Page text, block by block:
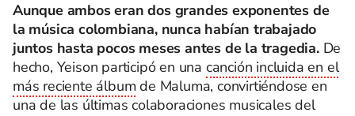
Aunque ambos eran dos grandes exponentes de
la música colombiana, nunca habían trabajado
juntos hasta pocos meses antes de la tragedia.De
hecho, Yeison participó en una canción incluida en el
más reciente álbum de Maluma, convirtiéndose en
una de las últimas colaboraciones musicales del